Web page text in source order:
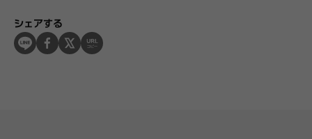
シェアする